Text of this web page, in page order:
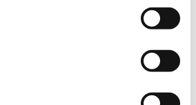
particolari in cui
per mangiare come
vita notturna, vi